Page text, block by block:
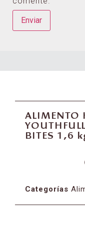
ALIMENTO
BITES 1,6
Categorías